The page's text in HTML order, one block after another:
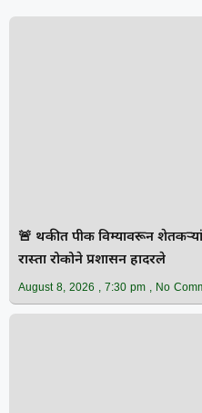
🚨 थकीत पीक विम्यावरून
रास्ता रोकोने प्रशासन हादरले
August 8, 2026 7:30 pm No